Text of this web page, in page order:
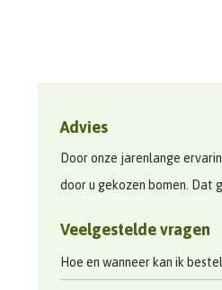
Advies
Door onze jarenlange
door u gekozen bomen. Dat
Veelgestelde vragen
Hoe en wanneer kan ik